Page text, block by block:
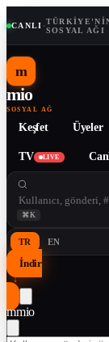
CANLI ·SOSYAL AĞI
m
mio
SOSYAL AĞ
Keşfet Üyeler
TV LIVE
⌘K
TR EN
İndir
↓
mmio